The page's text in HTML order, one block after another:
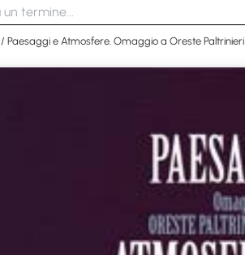
/ Paesaggi e Atmosfere. Omaggio a Oreste Paltrinieri